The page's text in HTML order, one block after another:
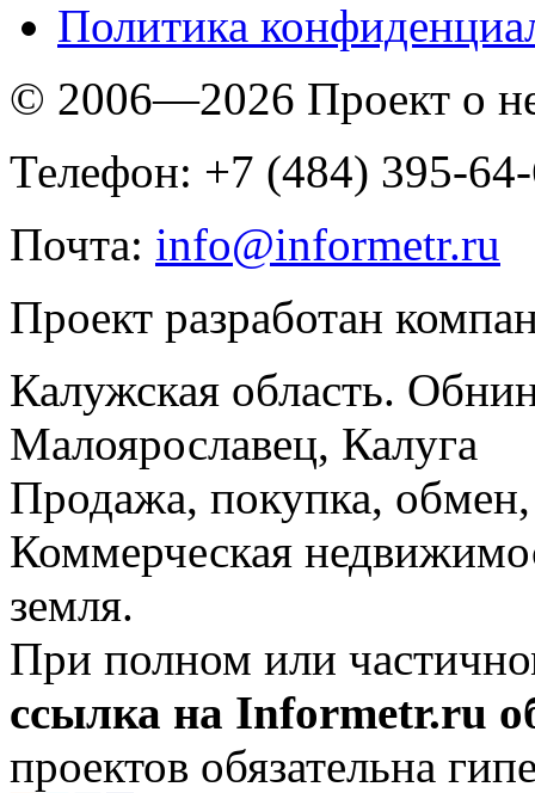
Политика
© 2006—2026 Проект о
Телефон: +7 (484) 395-
Почта: info@informetr.ru
Проект разработан
Калужская область.
Малоярославец, Калуга
Продажа, покупка, обмен,
Коммерческая
земля.
При полном или
ссылка на Informetr.ru
проектов обязательна